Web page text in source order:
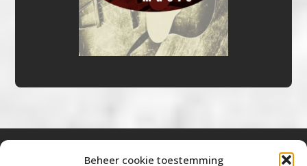
Beheer cookie toestemming